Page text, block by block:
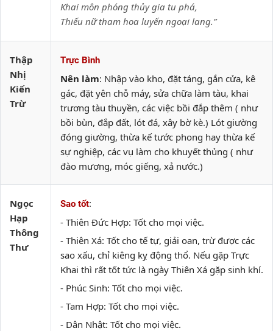
Khai môn phóng thủy gia tu phá,
Thiếu nữ tham hoa luyến ngoại lang.”
Thập
Nhị
Kiến
Trừ
Trực Bình
Nên làm: Nhập vào kho, đặt táng, gắn cửa, kê
gác, đặt yên chỗ máy, sửa chữa làm tàu, khai
trương tàu thuyền, các việc bồi đắp thêm ( như
bồi bùn, đắp đất, lót đá, xây bờ kè.) Lót giường
đóng giường, thừa kế tước phong hay thừa kế
sự nghiệp, các vụ làm cho khuyết thủng ( như
đào mương, móc giếng, xả nước.)
Ngọc
Hạp
Thông
Thư
Sao tốt:
- Thiên Đức Hợp: Tốt cho mọi việc.
- Thiên Xá: Tốt cho tế tự, giải oan, trừ được các
sao xấu, chỉ kiêng kỵ động thổ. Nếu gặp Trực
Khai thì rất tốt tức là ngày Thiên Xá gặp sinh khí.
- Phúc Sinh: Tốt cho mọi việc.
- Tam Hợp: Tốt cho mọi việc.
- Dân Nhật: Tốt cho mọi việc.